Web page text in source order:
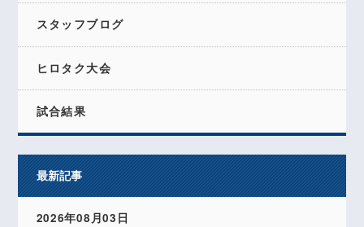
スタッフブログ
ヒロタク大会
試合結果
最新記事
2026年08月03日